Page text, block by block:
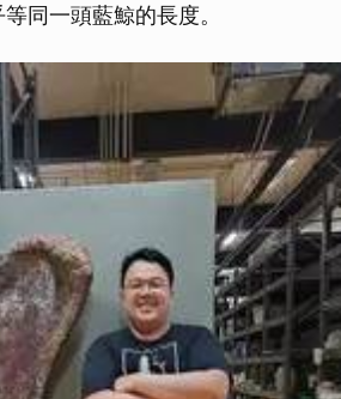
同一頭藍鯨的長度。